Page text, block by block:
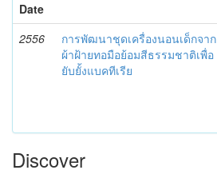
Date
2556
การพัฒนาชุดเครื่องนอนเด็กจาก
ผ้าฝ้ายทอมือย้อมสีธรรมชาติเพื่อ
ยับยั้งแบคทีเรีย
Discover